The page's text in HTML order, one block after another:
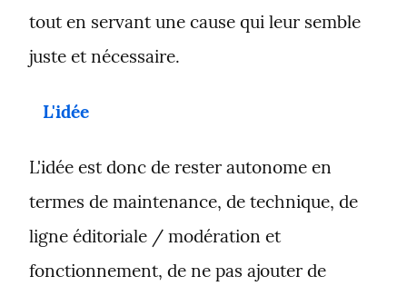
tout en servant une cause qui leur semble
juste et nécessaire.
L'idée
L'idée est donc de rester autonome en
termes de maintenance, de technique, de
ligne éditoriale / modération et
fonctionnement, de ne pas ajouter de